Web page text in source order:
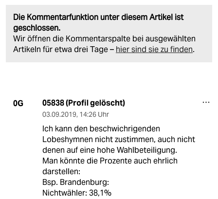
Die Kommentarfunktion unter diesem Artikel ist
geschlossen.
Wir öffnen die Kommentarspalte bei ausgewählten
Artikeln für etwa drei Tage – hier sind sie zu finden.
0G 05838 (Profil gelöscht)
03.09.2019, 14:26 Uhr
Ich kann den beschwichrigenden
Lobeshymnen nicht zustimmen, auch nicht
denen auf eine hohe Wahlbeteiligung.
Man könnte die Prozente auch ehrlich
darstellen:
Bsp. Brandenburg:
Nichtwähler: 38,1%